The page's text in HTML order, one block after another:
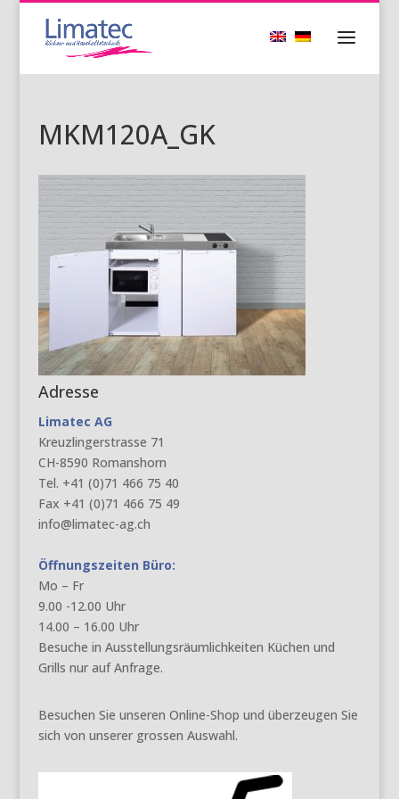
MKM120A_GK
Adresse
Limatec AG
Kreuzlingerstrasse 71
CH-8590 Romanshorn
Tel. +41 (0)71 466 75 40
Fax +41 (0)71 466 75 49
info@limatec-ag.ch
Öffnungszeiten Büro:
Mo – Fr
9.00 -12.00 Uhr
14.00 – 16.00 Uhr
Besuche in Ausstellungsräumlichkeiten Küchen und
Grills nur auf Anfrage.
Besuchen Sie unseren Online-Shop und überzeugen Sie
sich von unserer grossen Auswahl.